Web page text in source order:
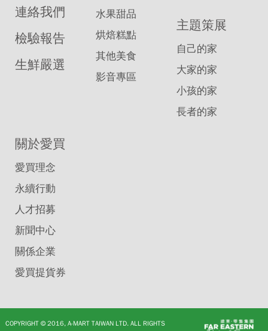
連絡我們
檢驗報告
生鮮嚴選
水果甜品
烘焙糕點
其他美食
影音專區
主題策展
自己的家
大家的家
小孩的家
長者的家
關於愛買
愛買理念
永續行動
人才招募
新聞中心
關係企業
愛買提貨券
COPYRIGHT © 2016, A-MART TAIWAN LTD. ALL RIGHTS